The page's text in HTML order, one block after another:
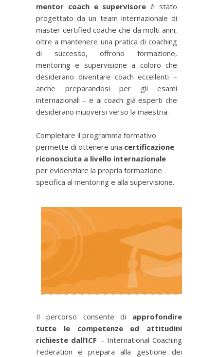
mentor coach e supervisore è stato
progettato da un team internazionale di
master certified coache che da molti anni,
oltre a mantenere una pratica di coaching
di successo, offrono formazione,
mentoring e supervisione a coloro che
desiderano diventare coach eccellenti –
anche preparandosi per gli esami
internazionali – e ai coach già esperti che
desiderano muoversi verso la maestria.
Completare il programma formativo
permette di ottenere una certificazione
riconosciuta a livello internazionale
per evidenziare la propria formazione
specifica al mentoring e alla supervisione.
Il percorso consente di approfondire
tutte le competenze ed attitudini
richieste dall’ICF – International Coaching
Federation e prepara alla gestione dei